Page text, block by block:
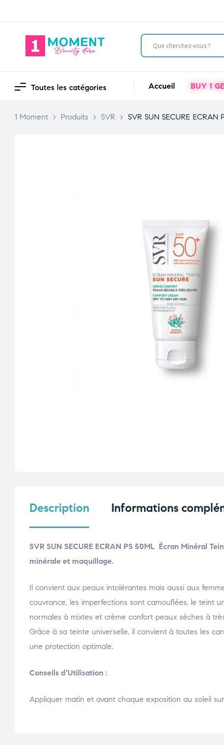
Toutes les catégories Accueil BUY 1
1 Moment > Produits > SVR > SVR SUN SECURE ECRAN
Description Informations
SVR SUN SECURE ECRAN PS 50ML Écran Minéral
minérale et maquillage.
Il convient aux peaux intolérantes mais aussi aux
couvrance, les imperfections sont camouflées, le teint
normales à mixtes et crème confort peaux sèches à
Grâce à sa teinte universelle, il convient à toutes les
une protection optimale.
Conseils d’Utilisation :
Appliquer matin et avant chaque exposition au soleil